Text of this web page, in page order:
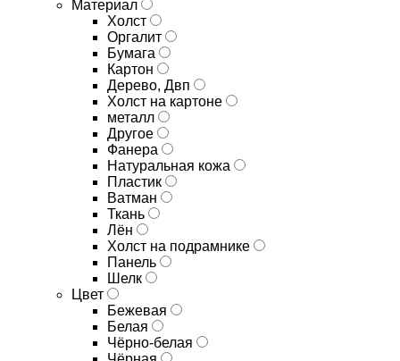
Материал
Холст
Оргалит
Бумага
Картон
Дерево, Двп
Холст на картоне
металл
Другое
Фанера
Натуральная кожа
Пластик
Ватман
Ткань
Лён
Холст на подрамнике
Панель
Шелк
Цвет
Бежевая
Белая
Чёрно-белая